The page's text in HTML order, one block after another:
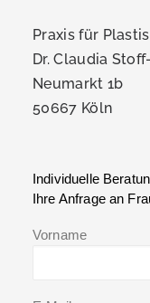
Praxis für
Dr. Claudia
Neumarkt 1b
50667 Köln
Individuelle
Ihre Anfrage an
Vorname